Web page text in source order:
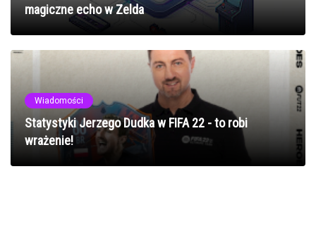
magiczne echo w Zelda
Wiadomości
Statystyki Jerzego Dudka w FIFA 22 - to robi
wrażenie!